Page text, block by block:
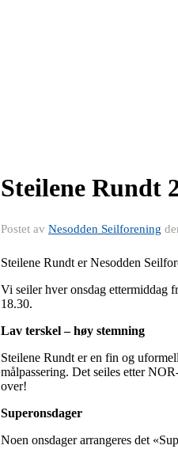
Steilene Rundt
Postet av Nesodden Seilforening
Steilene Rundt er Nesodden
Vi seiler hver onsdag ettermiddag
18.30.
Lav terskel – høy stemning
Steilene Rundt er en fin og
målpassering. Det seiles etter
over!
Superonsdager
Noen onsdager arrangeres det